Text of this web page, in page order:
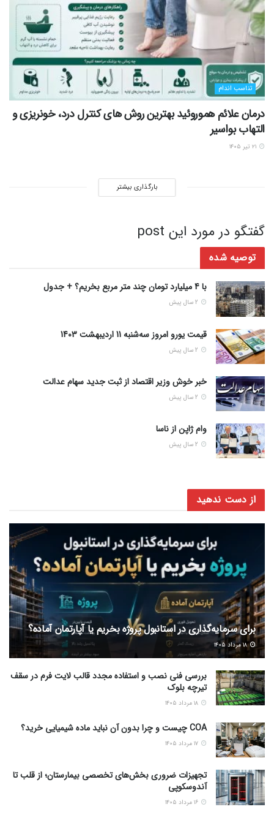
تناسب اندام
درمان علائم هموروئید بهترین روش های کنترل درد، خونریزی و
التهاب بواسیر
بارگذاری بیشتر
گفتگو در مورد این post
توصیه شده
با 4 میلیارد تومان چند متر مربع بخریم؟ + جدول
قیمت یورو امروز سه‌شنبه 11 اردیبهشت 1403
خبر خوش وزیر اقتصاد از ثبت جدید سهام عدالت
وام ژاپن از ناسا
از دست ندهید
برای سرمایه‌گذاری در استانبول پروژه بخریم یا آپارتمان آماده؟
۱۸ مرداد ۱۴۰۵
بررسی فنی نصب و استفاده مجدد قالب لایت فرم در سقف
تیرچه بلوک
COA چیست و چرا بدون آن نباید ماده شیمیایی خرید؟
تجهیزات ضروری بخش‌های تخصصی بیمارستان؛ از قلب تا
آندوسکوپی